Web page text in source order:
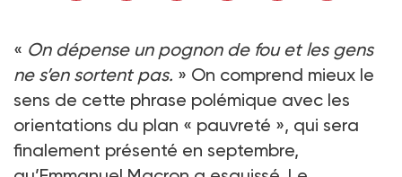
« On dépense un pognon de fou et les gens
ne s’en sortent pas. » On comprend mieux le
sens de cette phrase polémique avec les
orientations du plan « pauvreté », qui sera
finalement présenté en septembre,